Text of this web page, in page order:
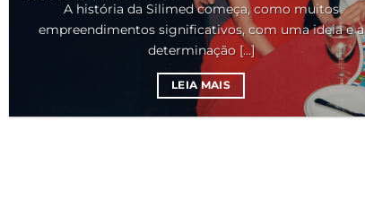
A história da Silimed começa, como muitos
empreendimentos significativos, com uma ideia e a
determinação [...]
LEIA MAIS